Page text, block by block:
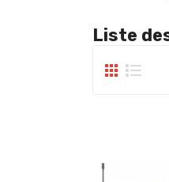
Liste